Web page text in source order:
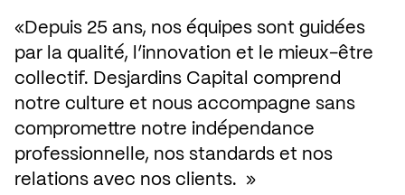
Depuis 25 ans, nos équipes sont guidées
par la qualité, l’innovation et le mieux-être
collectif. Desjardins Capital comprend
notre culture et nous accompagne sans
compromettre notre indépendance
professionnelle, nos standards et nos
relations avec nos clients.